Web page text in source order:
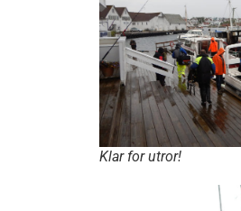
Klar for utror!